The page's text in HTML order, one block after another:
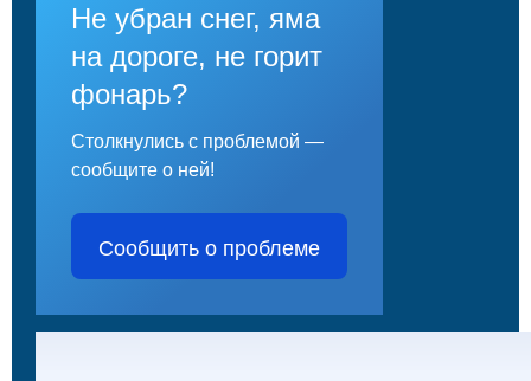
Не убран снег, яма
на дороге, не горит
фонарь?
Столкнулись с проблемой —
сообщите о ней!
Сообщить о проблеме